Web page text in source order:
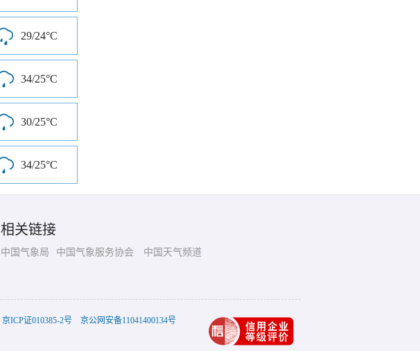
29/24°C
34/25°C
30/25°C
34/25°C
相关链接
中国气象局 中国气象服务协会 中国天气频道
京ICP证010385-2号 京公网安备11041400134号